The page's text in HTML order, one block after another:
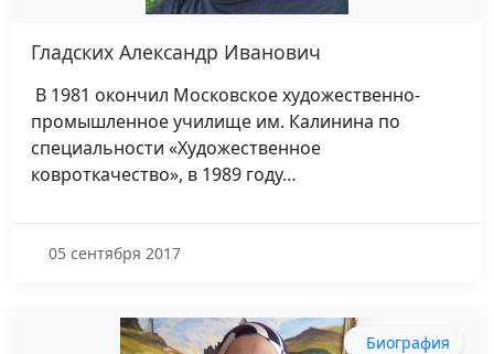
Гладских Александр Иванович
В 1981 окончил Московское художественно-
промышленное училище им. Калинина по
специальности «Художественное
ковроткачество», в 1989 году…
05 сентября 2017
Биография